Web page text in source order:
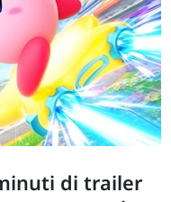
di trailer